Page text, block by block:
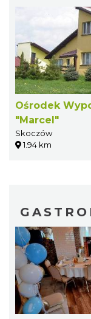
Ośrodek
"Marcel"
Skoczów
1.94 km